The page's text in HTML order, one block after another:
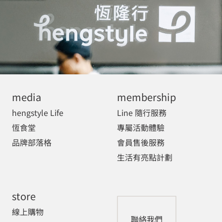
media
hengstyle Life
恆食堂
品牌部落格
membership
Line 隨行服務
專屬活動體驗
會員售後服務
生活有亮點計劃
store
線上購物
聯絡我們